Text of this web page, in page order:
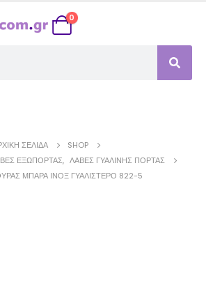
0
ΣΕΛΊΔΑ
SHOP
ΕΞΏΠΟΡΤΑΣ, ΛΑΒΈΣ ΓΥΑΛΙΝΉΣ ΠΌΡΤΑΣ
ΜΠΆΡΑ ΊΝΟΞ ΓΥΑΛΙΣΤΕΡΌ 822-5